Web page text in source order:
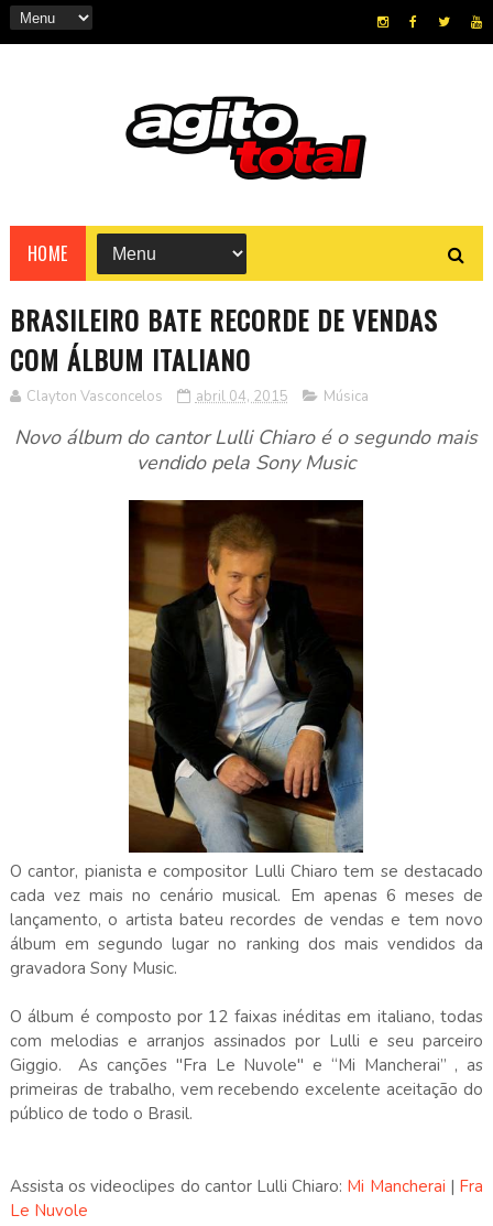
HOME
BRASILEIRO BATE RECORDE DE VENDAS
COM ÁLBUM ITALIANO
Clayton Vasconcelos abril 04, 2015 Música
Novo álbum do cantor Lulli Chiaro é o segundo mais
vendido pela Sony Music
O cantor, pianista e compositor Lulli Chiaro tem se destacado
cada vez mais no cenário musical. Em apenas 6 meses de
lançamento, o artista bateu recordes de vendas e tem novo
álbum em segundo lugar no ranking dos mais vendidos da
gravadora Sony Music.
O álbum é composto por 12 faixas inéditas em italiano, todas
com melodias e arranjos assinados por Lulli e seu parceiro
Giggio. As canções "Fra Le Nuvole" e “Mi Mancherai” , as
primeiras de trabalho, vem recebendo excelente aceitação do
público de todo o Brasil.
Assista os videoclipes do cantor Lulli Chiaro: Mi Mancherai | Fra
Le Nuvole